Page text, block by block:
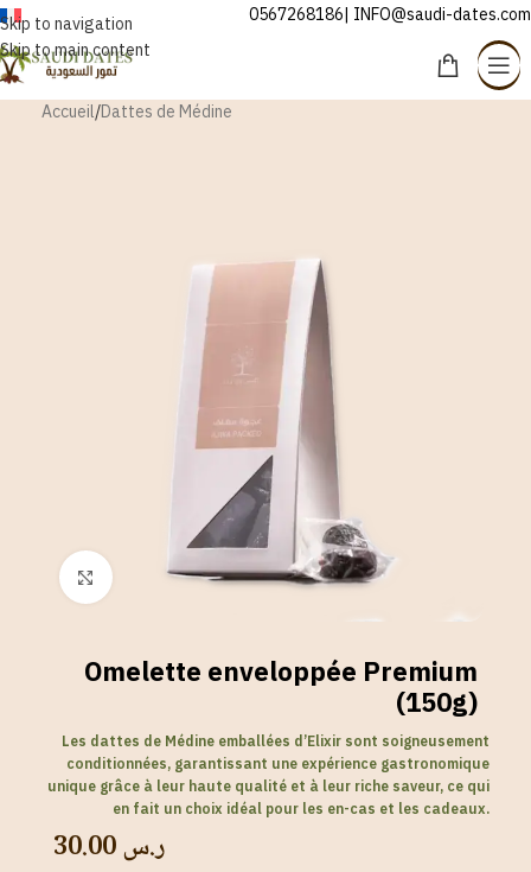
Skip to navigation
Skip to main content
FRANÇAIS 0567268186| INFO@saudi-dates.com
Accueil/Dattes de Médine
Click to enlarge
Omelette enveloppée Premium
(150g)
Les dattes de Médine emballées d’Elixir sont soigneusement
conditionnées, garantissant une expérience gastronomique
unique grâce à leur haute qualité et à leur riche saveur, ce qui
en fait un choix idéal pour les en-cas et les cadeaux.
ر.س